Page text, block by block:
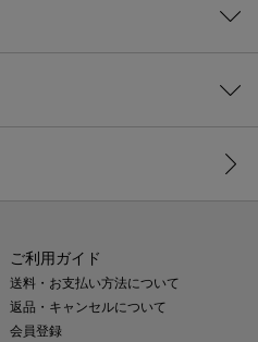
ご利用ガイド
送料・お支払い方法について
返品・キャンセルについて
会員登録